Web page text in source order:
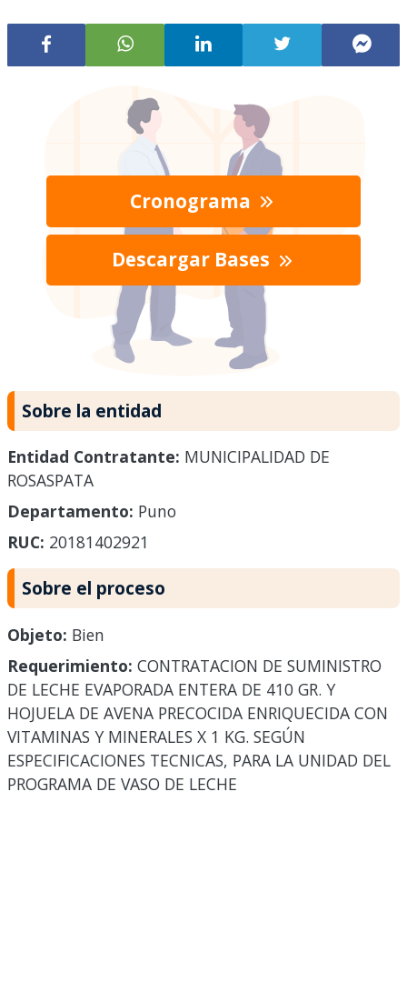
Cronograma
Descargar Bases
Sobre la entidad
Entidad Contratante: MUNICIPALIDAD DE
ROSASPATA
Departamento: Puno
RUC: 20181402921
Sobre el proceso
Objeto: Bien
Requerimiento: CONTRATACION DE SUMINISTRO
DE LECHE EVAPORADA ENTERA DE 410 GR. Y
HOJUELA DE AVENA PRECOCIDA ENRIQUECIDA CON
VITAMINAS Y MINERALES X 1 KG. SEGÚN
ESPECIFICACIONES TECNICAS, PARA LA UNIDAD DEL
PROGRAMA DE VASO DE LECHE